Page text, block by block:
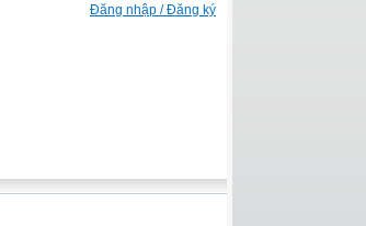
Đăng nhập / Đăng ký